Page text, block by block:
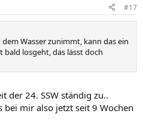
#17
Wasser zunimmt, kann das ein
bald losgeht, das lässt doch
der 24. SSW ständig zu..
bei mir also jetzt seit 9 Wochen